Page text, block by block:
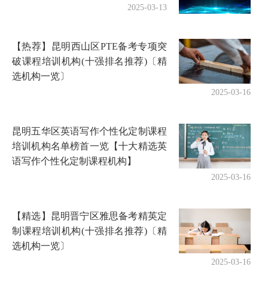
2025-03-13
【热荐】昆明西山区PTE备考专项突
破课程培训机构(十强排名推荐)〔精
选机构一览〕
2025-03-16
昆明五华区英语写作个性化定制课程
培训机构名单榜首一览【十大精选英
语写作个性化定制课程机构】
2025-03-16
【精选】昆明晋宁区雅思备考精英定
制课程培训机构(十强排名推荐)〔精
选机构一览〕
2025-03-16